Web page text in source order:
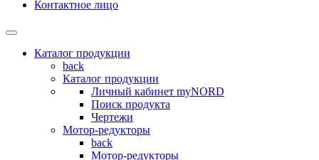
Контактное лицо
Каталог продукции
back
Каталог продукции
Личный кабинет myNORD
Поиск продукта
Чертежи
Мотор-редукторы
back
Мотор-редукторы